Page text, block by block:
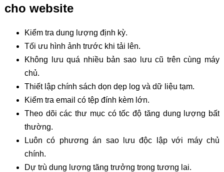
cho website
Kiểm tra dung lượng định kỳ.
Tối ưu hình ảnh trước khi tải lên.
Không lưu quá nhiều bản sao lưu cũ trên cùng máy
chủ.
Thiết lập chính sách dọn dẹp log và dữ liệu tạm.
Kiểm tra email có tệp đính kèm lớn.
Theo dõi các thư mục có tốc độ tăng dung lượng bất
thường.
Luôn có phương án sao lưu độc lập với máy chủ
chính.
Dự trù dung lượng tăng trưởng trong tương lai.